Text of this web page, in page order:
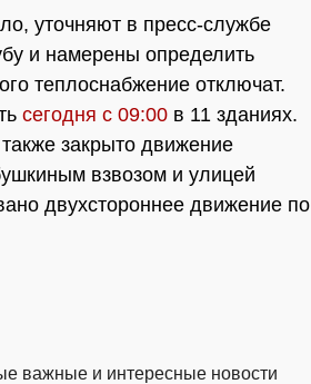
уточняют в пресс-службе
и намерены определить
теплоснабжение отключат.
сегодня с 09:00 в 11 зданиях.
закрыто движение
взвозом и улицей
двухстороннее движение по
важные и интересные новости